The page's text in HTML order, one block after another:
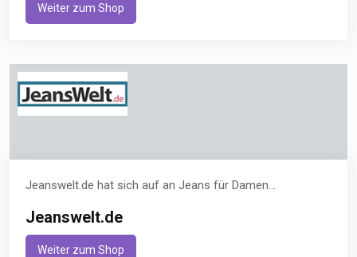
Weiter zum Shop
Jeanswelt.de hat sich auf an Jeans für Damen...
Jeanswelt.de
Weiter zum Shop